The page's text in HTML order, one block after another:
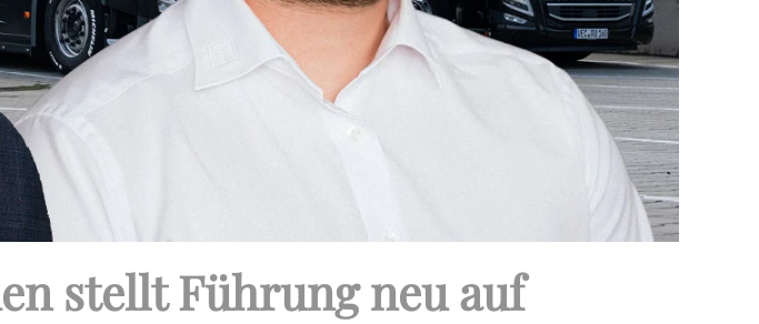
stellt Führung neu auf